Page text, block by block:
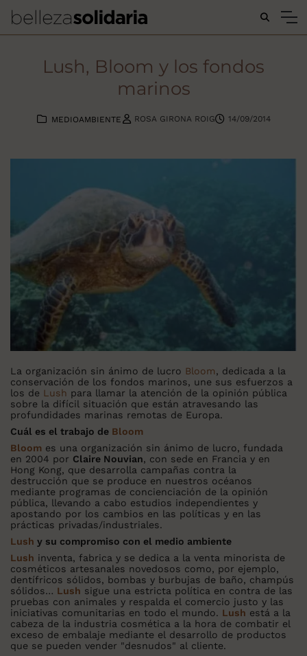
Buscar...
Lush, Bloom y los fondos
marinos
MEDIOAMBIENTE ROSA GIRONA ROIG 14/09/2014
La organización sin ánimo de lucro Bloom, dedicada a la
conservación de los fondos marinos, une sus esfuerzos a
los de Lush para llamar la atención de la opinión pública
sobre la difícil situación que están atravesando las
profundidades marinas remotas de Europa.
Cuál es el trabajo de Bloom
Bloom es una organización sin ánimo de lucro, fundada
en 2004 por Claire Nouvian, con sede en Francia y en
Hong Kong, que desarrolla campañas contra la
destrucción que se produce en nuestros océanos
mediante programas de concienciación de la opinión
pública, llevando a cabo estudios independientes y
apostando por los cambios en las políticas y en las
prácticas privadas/industriales.
Lush y su compromiso con el medio ambiente
Lush inventa, fabrica y se dedica a la venta minorista de
cosméticos artesanales novedosos como, por ejemplo,
dentífricos sólidos, bombas y burbujas de baño, champús
sólidos… Lush sigue una estricta política en contra de las
pruebas con animales y respalda el comercio justo y las
iniciativas comunitarias en todo el mundo. Lush está a la
cabeza de la industria cosmética a la hora de combatir el
exceso de embalaje mediante el desarrollo de productos
que se pueden vender "desnudos" al cliente.